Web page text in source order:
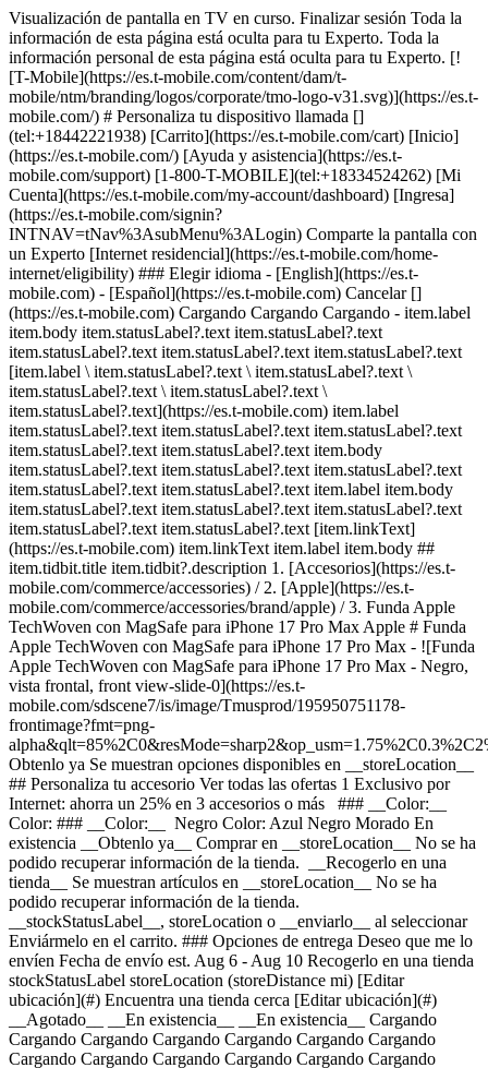
Visualización de pantalla en TV en curso. Finalizar sesión Toda la
información de esta página está oculta para tu Experto. Toda la
información personal de esta página está oculta para tu Experto. [!
[T-Mobile](https://es.t-mobile.com/content/dam/t-
mobile/ntm/branding/logos/corporate/tmo-logo-v31.svg)](https://es.t-
mobile.com/) # ​​​​​​​Personaliza tu dispositivo llamada []
(tel:+18442221938) [Carrito](https://es.t-mobile.com/cart) [Inicio]
(https://es.t-mobile.com/) [Ayuda y asistencia](https://es.t-
mobile.com/support) [1-800-T-MOBILE](tel:+18334524262) [Mi
Cuenta](https://es.t-mobile.com/my-account/dashboard) [Ingresa]
(https://es.t-mobile.com/signin?
INTNAV=tNav%3AsubMenu%3ALogin) Comparte la pantalla con
un Experto [Internet residencial](https://es.t-mobile.com/home-
internet/eligibility) ### Elegir idioma - [English](https://es.t-
mobile.com) - [Español](https://es.t-mobile.com) Cancelar []
(https://es.t-mobile.com) Cargando Cargando Cargando - item.label
item.body item.statusLabel?.text item.statusLabel?.text
item.statusLabel?.text item.statusLabel?.text item.statusLabel?.text
[item.label \ item.statusLabel?.text \ item.statusLabel?.text \
item.statusLabel?.text \ item.statusLabel?.text \
item.statusLabel?.text](https://es.t-mobile.com) item.label
item.statusLabel?.text item.statusLabel?.text item.statusLabel?.text
item.statusLabel?.text item.statusLabel?.text item.body
item.statusLabel?.text item.statusLabel?.text item.statusLabel?.text
item.statusLabel?.text item.statusLabel?.text item.label item.body
item.statusLabel?.text item.statusLabel?.text item.statusLabel?.text
item.statusLabel?.text item.statusLabel?.text [item.linkText]
(https://es.t-mobile.com) item.linkText item.label item.body ##
item.tidbit.title item.tidbit?.description 1. [Accesorios](https://es.t-
mobile.com/commerce/accessories) / 2. [Apple](https://es.t-
mobile.com/commerce/accessories/brand/apple) / 3. Funda Apple
TechWoven con MagSafe para iPhone 17 Pro Max Apple # Funda
Apple TechWoven con MagSafe para iPhone 17 Pro Max - ![Funda
Apple TechWoven con MagSafe para iPhone 17 Pro Max - Negro,
vista frontal, front view-slide-0](https://es.t-
mobile.com/sdscene7/is/image/Tmusprod/195950751178-
frontimage?fmt=png-
Obtenlo ya Se muestran opciones disponibles en __storeLocation__ ## Personaliza tu accesorio Ver todas las ofertas 1 Exclusivo por Internet: ahorra un 25% en 3 accesorios o más ### __Color:__ Color: ### __Color:__ Negro Color: Azul Negro Morado En existencia __Obtenlo ya__ Comprar en __storeLocation__ No se ha podido recuperar información de la tienda. __Recogerlo en una tienda__ Se muestran artículos en __storeLocation__ No se ha podido recuperar información de la tienda. __stockStatusLabel__, storeLocation o __enviarlo__ al seleccionar Enviármelo en el carrito. ### Opciones de entrega Deseo que me lo envíen Fecha de envío est. Aug 6 - Aug 10 Recogerlo en una tienda stockStatusLabel storeLocation (storeDistance mi) [Editar ubicación](#) Encuentra una tienda cerca [Editar ubicación](#) __Agotado__ __En existencia__ __En existencia__ Cargando Cargando Cargando Cargando Cargando Cargando Cargando Cargando Cargando Cargando Cargando Cargando Cargando Cargando opciones de entrega, por favor espera Método de entrega Entrega el mismo día No disponible en currentZipCode Recíbelo alrededor de las expectedDeliveryTime Costo de entrega real: $9.99 Costo de entrega con descuento: gratis Recoger en la tienda Agotado en storeName Hoy en storeName Gratis Envío No disponible Fecha de envío estimada: shippingDate Gratis Método de entrega Entrega el mismo día No disponible en currentZipCode Recíbelo alrededor de las expectedDeliveryTime Costo de entrega real: $9.99 Costo de entrega con descuento: gratis Entrega el mismo día No disponible en 20166 Recíbelo alrededor de las 7:00 p.m. Costo de entrega real: $9.99 Costo de entrega con descuento: gratis Recoger en la tienda Agotado en storeName Hoy en storeName Gratis Recoger en la tienda Agotado en storeName Agotado en Dulles Retail Pl & Columbia Pl Hoy en Dulles Retail Pl & Columbia Pl Gratis Envío No disponible Fecha de envío estimada: shippingDate Gratis Envío No disponible Fecha de envío estimada: Aug 6 - Aug 10 Gratis __Tu tienda:__ [storeLocation (storeDistance mi)](#) Encuentra una tienda cerca [Editar ubicación](#) No disponible en currentZipCode # Entregar a currentZipCode # Entregar a 20166 Editar ubicación # Enviar a currentZipCode __¿Eres un cliente nuevo o existente?__ Cliente existente Cliente nuevo __Bienvenido a T-Mobile (cliente nuevo)__ Editar __Elegir una opción de pago__ __Pagar mensualmente__ A pagar hoy $0.00 + impuestos $5.00/mes por 12 meses __Pagar el monto total__ $59.99 \+ impuesto Si eliges pagar mensualmente y cancelas el servicio móvil, deberás pagar el saldo restante del accesorio. Para clientes elegibles. Tasa de interés anual de 0%. Se requiere servicio elegible. [](https://es.t-mobile.com) __Con plan de pago: actualMonthlyValue/mes por paymentTerms meses, sin intereses.__ A pagar hoy dueToday + impuestos y otros cargos __Precio sin descuento: payInFullStrikeThroughValue payInFull__ + impuesto Si eliges pagar mensualmente y cancelas el servicio móvil, deberás pagar el saldo restante del dispositivo. Solo para clientes elegibles. 0% de interés anual (APR). Se requiere compra mínima de $49 en accesorios y servicio elegible. [](https://es.t-mobile.com) 1 Quantity 1 Agregar Dulles Retail Pl & Columbia Pl (1 mi) __¿Deseas recibirlo antes?__ Encontrar tiendas cercanas Detalles ### Otras características * * * Diseñada por Apple, la funda TechWoven con MagSafe ofrece una hermosa personalización y protección para tu iPhone 17 Pro. Esta funda está hecha de un tejido técnico personalizado, hecho 100% de poliéster reciclado. Hilos de múltiples colores se tejen juntos en un telar Jacquard, lo que crea una textura dimensional con una profundidad de color intensa. Los laterales de la funda están recubiertos con un TPU ligeramente texturizado para un mejor agarre. Los botones de aluminio anodizado refinado brindan una respuesta precisa y sensible. Con dos puntos de conexión, esta funda se puede acoplar de forma segura a la correa tipo bandolera, lo que te permite llevar tu iPhone de forma conveniente sin usar las manos. Cuenta con imanes que se alinean a la perfección con el iPhone 17 Pro, para que puedas colocarla con facilidad y disfrutar de carga rápida inalámbrica cuando quieras. Cuando sea hora de cargar el iPhone, deja la funda puesta y conéctalo al cargador MagSafe o colócalo sobre tu cargador con certificación Qi o Qi2 de 25 W. Como todas las fundas diseñadas por Apple, es sometida a miles de horas de pruebas durante todo el proceso de diseño y fabricación. Así que no solo luce increíble, si no que está preparada para proteger tu iPhone de rayones y caídas. ### ¿Qué hay en la caja? * * * - Funda TechWoven con MagSafe para iPhone 17 Pro Max ### Detalles adicionales de especificaciones * * * __Peso__ 0.28 lb * * * __Duración__ 0.79 pulgadas * * * __Altura__ 7.97 pulgadas * * * __Ancho__ 3.74 pulgadas * * * [](https://es.t-mobile.com) ver detalles ## promoción aplicada ver detalles ## | ![Logotipo de T-Mobile](https://es.t-mobile.com/sdscene7/is/image/Tmusprod/fg-tmobile-logo?ts=1710994518480&dpr=off "Logotipo de T-Mobile") __Ingresa a tu cuenta.__ Ingresa Continuar como invitado. [__¿Necesitas ayuda para ingresar?__](https://es.account.t-mobile.com/signin/v2/ "Enlace Necesito ayuda para ingresar") [__Crea un T-Mobile ID__](https://es.account.t-mobile.com/signin/v2/ "Crear una ID de T-Mobile") promoLongDescription Hola userName! Te damos la bienvenida a T-Mobile ¡Hola! Te damos la bienvenida a T-Mobile Tienda T-Mobile Experience storeLocation Dirección 22000 Dulles Retail Plaza Suite 182 Sterling, VA 20166 Salta la fila y aprovecha nuestras mejores ofertas y la selección más grande durante tu visita a la tienda. Compra en esta tienda ¿No estás en esta tienda? ## Selecciona una tienda ( mi) , , , Horario de hoy: - [](https://es.t-mobile.com) Configura esta tienda [](https://es.t-mobile.com) [Indicaciones](https://es.t-mobile.com) [Llamar a la tienda](tel:+1-undefined) - ### Horario de atención de la tienda Lunes a sábado - Domingo ## Selecciona una tienda ### Lo sentimos, hubo un problema técnico Los servicios que utilizamos para buscar tiendas según la ubicación no están funcionando en este momento. Busca por ciudad y estado o código postal para comprobar la disponibilidad en tiendas cercanas. No encontramos tiendas de T-Mobile cercanas. Prueba con otra ciudad, estado o código postal para buscar otras tiendas. Vuelve a intentarlo para encontrar la tienda más cercana. ( mi) , , , Horario de hoy: - En existencia Apresúrate, solo quedan unos cuantos [](https://es.t-mobile.com) ( mi) , , , Horario de hoy: - En existencia Apresúrate, solo quedan unos cuantos [](https://es.t-mobile.com) Dulles Retail Pl & Columbia Pl (1.0 mi) 22000 Dulles Retail Plaza Suite 182, Sterling, VA, 20166 Horario de hoy: 10am - 8pm En existencia Apresúrate, solo quedan unos cuantos [](https://es.t-mobile.com) Fairfax Blvd & Main St (12.6 mi) 10955 Fairfax Blvd Suite 110, Fairfax, VA, 22030 Horario de hoy: 10am - 9pm En existencia Apresúrate, solo quedan unos cuantos [](https://es.t-mobile.com) Tyson's Corner (13.8 mi) 1961 Chain Bridge Rd Ste J008L, McLean, VA, 22102 Horario de hoy: 10am - 9pm En existencia Apresúrate, solo quedan unos cuantos [](https://es.t-mobile.com) Recoger aquí Recoger aquí # Encuentra una tienda Selecciona un código postal y ciudad válidos __( mi)__ , , , Horario de hoy - [](https://es.t-mobile.com) * * * __Dulles Retail Pl & Columbia Pl (1.0 mi)__ 22000 Dulles Retail Plaza Suite 182, Sterling, VA, 20166 Horario de hoy 10am - 8pm [](https://es.t-mobile.com/store-locator/va/sterling/dulles-retail-pl-columbia-pl) * * * __Fairfax Blvd & Main St (12.6 mi)__ 10955 Fairfax Blvd Suite 110, Fairfax, VA, 22030 Horario de hoy 10am - 9pm [](https://es.t-mobile.com/store-locator/va/fairfax/fairfax-blvd-main-st) * * * __Tyson's Corner (13.8 mi)__ 1961 Chain Bridge Rd Ste J008L, McLean, VA, 22102 Horario de hoy 10am - 9pm [](https://es.t-mobile.com/store-locator/va/mclean/tysons-corner) * * * Selecciona una tienda ## Obtenlo más rápido con la opción de recogerlo en la tienda ¡Recibe tu pedido hoy mismo! Al revisar tu pedido, selecciona Retiro en tienda como método de entrega y empezaremos a preparar tu pedido en la tienda T-Mobile elegible que prefieras. Los accesorios actualmente no están disponibles para retiro en tienda. Recibirás un email cuando tu pedido esté listo para ser recogido y dispondrás de dos días laborales para retirarlo. # Lo sentimos, no eres elegible para esta promoción. De todos modos, puedes realizar la compra y aprovechar la red, los beneficios y las ventajas de T-Mobile. # Agotado Algunos artículos están agotados en storeName Puedes elegir que te envíen el pedido o consultar otros artículos disponibles en la tienda que seleccionaste para recogerlo. Cerrar ## Se eliminarán todos los artículos del carrito Al agregar este producto, se eliminarán los artículos ya agregados a tu carrito. Confirmar Cancelar # Los clientes también compraron Cargando Cargando Cargando Cargando Cargando Cargando Cargando [Aún no hay reseñas \ Precio normal: Precio original$ Precio de oferta$ Precio total: $](https://es.t-mobile.com) Ver 1 promociones Exclusivo por Internet: ahorra un 25% en 3 accesorios o más [![apple Funda Apple TechWoven con MagSafe para iPhone 17 Pro](https://cdn.tmobile.com/content/dam/t-mobile/en-p/accessories/195950751123/195950751123-thumbnail.png) \ apple __Funda Apple TechWoven con MagSafe para iPhone 17 Pro__ \ Aún no hay reseñas \ Aún no hay reseñas \ Aún no hay reseñas \ ![blue](https://cdn.tmobile.com/images/png/products/accessories/195950751130/195950751130-swatch.gif)![purple](https://cdn.tmobile.com/images/png/products/accessories/1959507